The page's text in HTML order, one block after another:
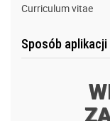
Curriculum vitae
Sposób aplikacji